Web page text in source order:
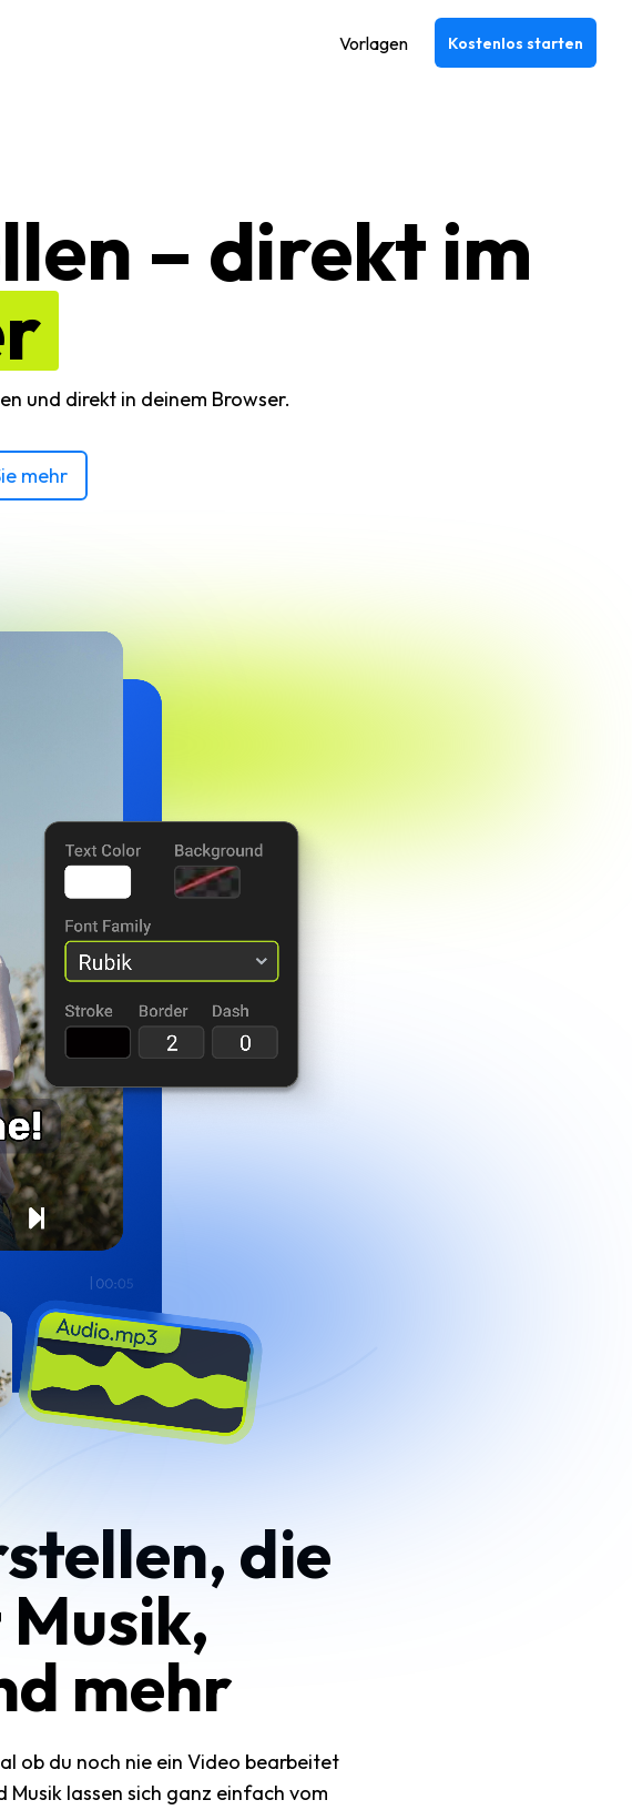
Vorlagen Kostenlos starten
– direkt im
und direkt in deinem Browser.
mehr
die
mehr
ob du noch nie ein Video bearbeitet
lassen sich ganz einfach vom